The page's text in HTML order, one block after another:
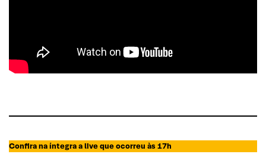
Confira na íntegra a live que ocorreu às 17h